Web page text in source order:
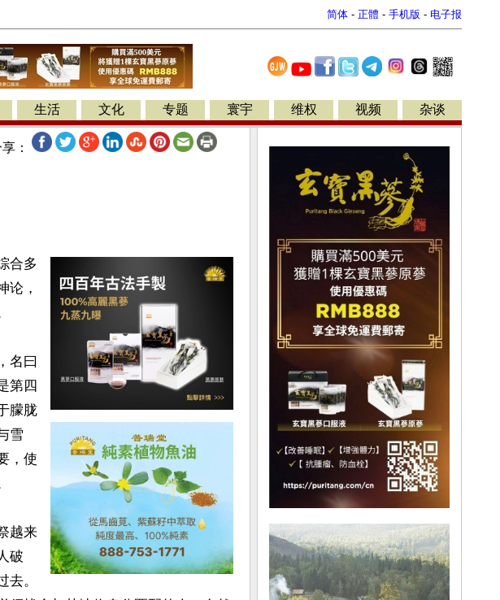
简体 - 正體 - 手机版 - 电子报
生活 文化 专题 寰宇 维权 视频 杂谈
：
合多
论，
名曰
第四
朦胧
雪
，使
越来
破
。